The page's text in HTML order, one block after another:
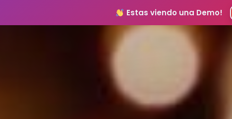
Estas viendo una Demo!